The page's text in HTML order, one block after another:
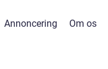
Annoncering Om os